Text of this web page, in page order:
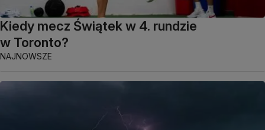
Kiedy mecz Świątek w 4. rundzie
w Toronto?
NAJNOWSZE